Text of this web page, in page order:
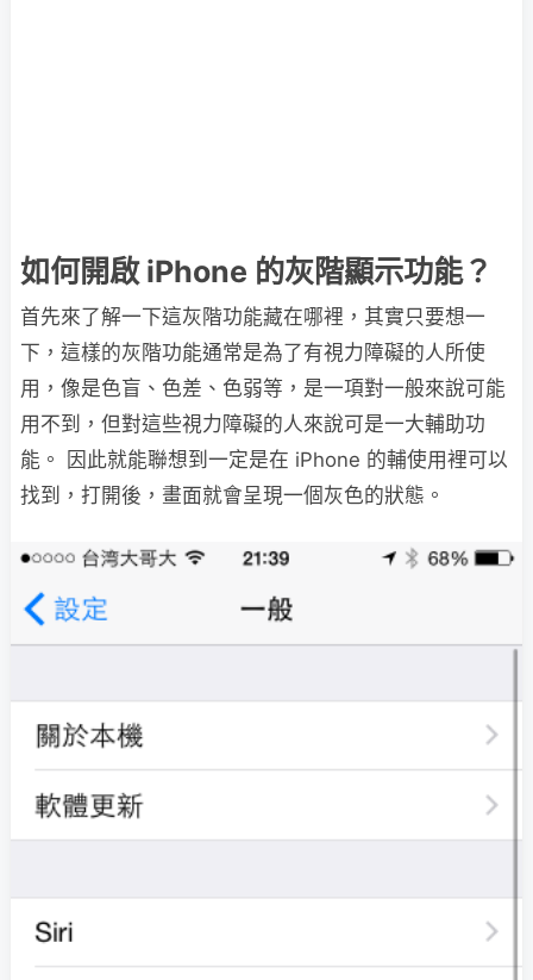
如何開啟 iPhone 的灰階顯示功能？
首先來了解一下這灰階功能藏在哪裡，其實只要想一
下，這樣的灰階功能通常是為了有視力障礙的人所使
用，像是色盲、色差、色弱等，是一項對一般來說可能
用不到，但對這些視力障礙的人來說可是一大輔助功
能。 因此就能聯想到一定是在 iPhone 的輔使用裡可以
找到，打開後，畫面就會呈現一個灰色的狀態。